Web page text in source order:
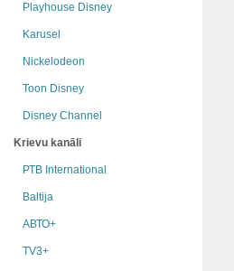
Playhouse Disney
Karusel
Nickelodeon
Toon Disney
Disney Channel
Krievu kanāli
РТB International
Baltija
АВТО+
TV3+